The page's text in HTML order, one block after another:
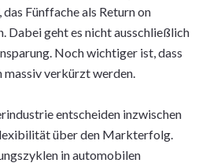
Fünffache als Return on
Dabei geht es nicht ausschließlich
Noch wichtiger ist, dass
verkürzt werden.
entscheiden inzwischen
über den Markterfolg.
in automobilen